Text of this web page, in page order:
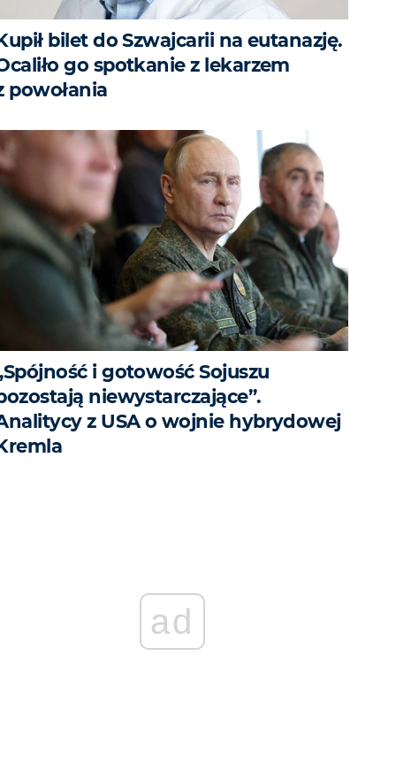
bilet do Szwajcarii na eutanazję.
go spotkanie z lekarzem
powołania
i gotowość Sojuszu
niewystarczające”.
z USA o wojnie hybrydowej
ad